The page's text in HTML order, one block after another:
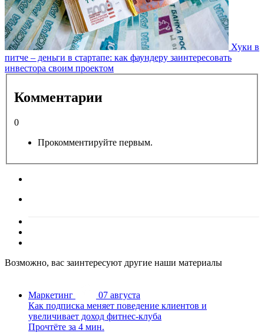
Хуки в
питче – деньги в стартапе: как фаундеру заинтересовать
инвестора своим проектом
Комментарии
0
Прокомментируйте первым.
Возможно, вас заинтересуют другие наши материалы
Маркетинг
07 августа
Как подписка меняет поведение клиентов и
увеличивает доход фитнес-клуба
Прочтёте за 4 мин.